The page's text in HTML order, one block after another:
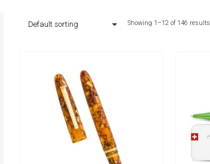
Showing 1–12 of 146 results